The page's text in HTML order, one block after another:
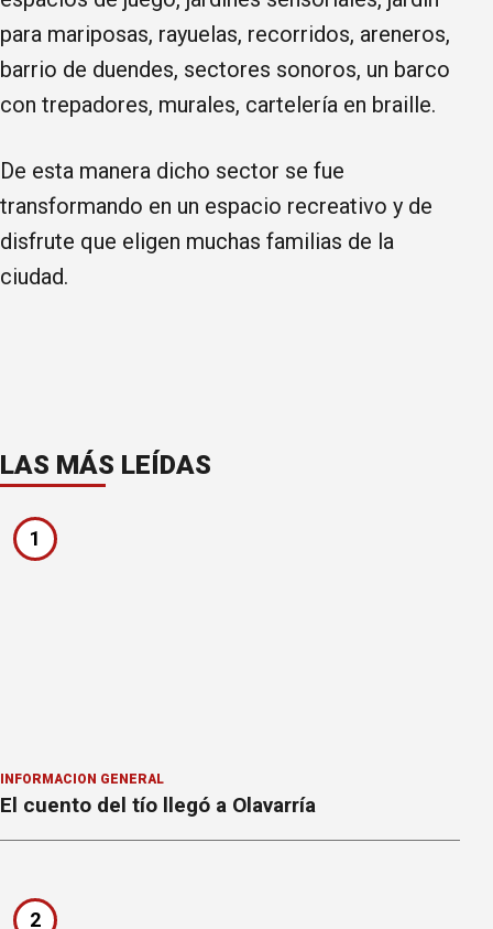
para mariposas, rayuelas, recorridos, areneros,
barrio de duendes, sectores sonoros, un barco
con trepadores, murales, cartelería en braille.
De esta manera dicho sector se fue
transformando en un espacio recreativo y de
disfrute que eligen muchas familias de la
ciudad.
LAS MÁS LEÍDAS
1
INFORMACION GENERAL
El cuento del tío llegó a Olavarría
2